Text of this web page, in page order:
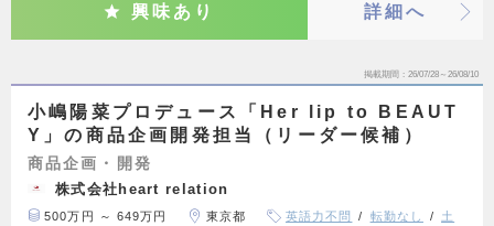
興味あり 詳細へ
掲載期間 26/07/28～26/08/10
小嶋陽菜プロデュース「Her lip to BEAUT
Y」の商品企画開発担当（リーダー候補）
商品企画・開発
株式会社heart relation
500万円 ～ 649万円 東京都 英語力不問 転勤なし
土